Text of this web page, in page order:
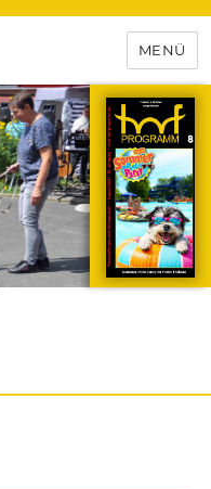
für
MENÜ